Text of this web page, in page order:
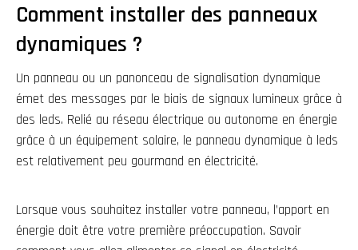
Comment installer des panneaux
dynamiques ?
Un panneau ou un panonceau de signalisation dynamique
émet des messages par le biais de signaux lumineux grâce à
des leds. Relié au réseau électrique ou autonome en énergie
grâce à un équipement solaire, le panneau dynamique à leds
est relativement peu gourmand en électricité.
Lorsque vous souhaitez installer votre panneau, l’apport en
énergie doit être votre première préoccupation. Savoir